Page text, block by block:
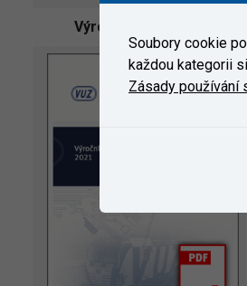
Výroční zpráva 2021
Soubory cookie
každou kategorii
Zásady používání